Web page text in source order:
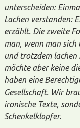
unterscheiden:
Lachen verstanden:
erzählt. Die zweite
man, wenn man
und trotzdem lachen
möchte aber keine
haben eine
Gesellschaft. Wir
ironische Texte,
Schenkelklopfer.